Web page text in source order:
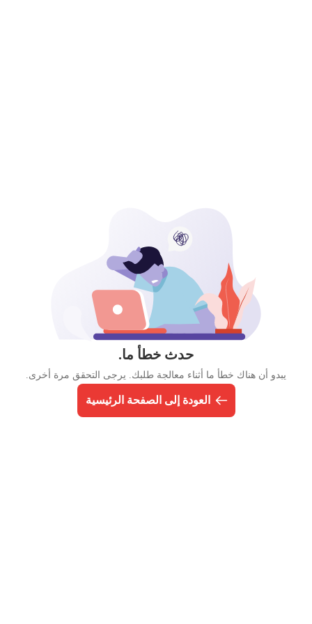
حدث خطأ ما.
يبدو أن هناك خطأ ما أثناء معالجة طلبك. يرجى التحقق مرة أخرى.
العودة إلى الصفحة الرئيسية